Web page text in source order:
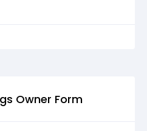
Owner Form